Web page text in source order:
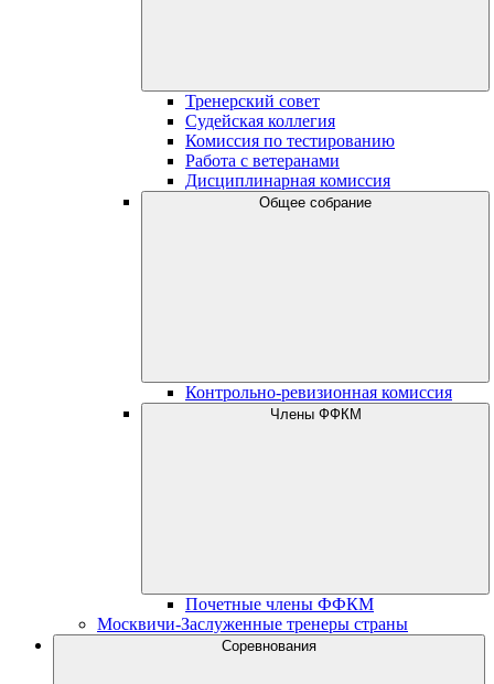
Тренерский совет
Судейская коллегия
Комиссия по тестированию
Работа с ветеранами
Дисциплинарная комиссия
Общее собрание
Контрольно-ревизионная комиссия
Члены ФФКМ
Почетные члены ФФКМ
Москвичи-Заслуженные тренеры страны
Соревнования